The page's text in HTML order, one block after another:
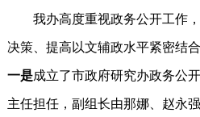
我办高度重视政务公开工作，
决策、提高以文辅政水平紧密结
一是成立了市政府研究办政务公
主任担任，副组长由那娜、赵永